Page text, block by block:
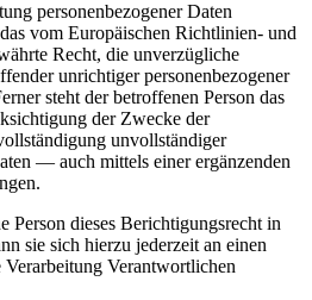
personenbezogener Daten
vom Europäischen Richtlinien- und
Recht, die unverzügliche
unrichtiger personenbezogener
steht der betroffenen Person das
der Zwecke der
unvollständiger
— auch mittels einer ergänzenden
Person dieses Berichtigungsrecht in
sie sich hierzu jederzeit an einen
Verantwortlichen